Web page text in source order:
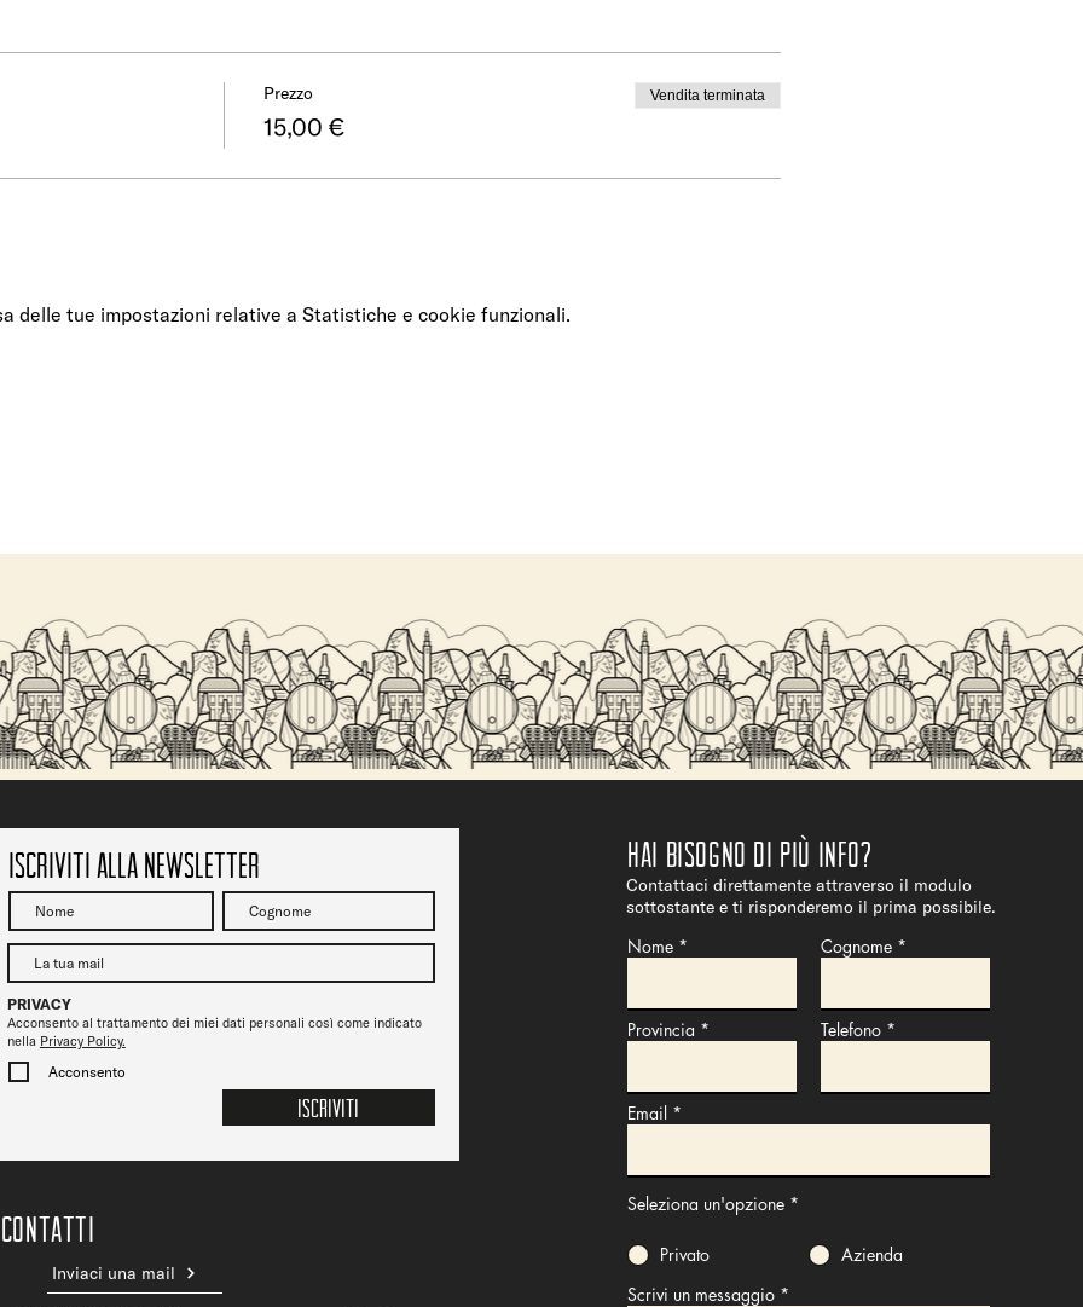
Prezzo
15,00 €
Vendita terminata
delle tue impostazioni relative a Statistiche e cookie funzionali.
Iscriviti alla newsletter
PRIVACY
Acconsento al trattamento dei miei dati personali così come indicato
nella Privacy Policy.
Acconsento
Iscriviti
CONTATTi
Inviaci una mail
Hai bisogno di più info?
Contattaci direttamente attraverso il modulo
sottostante e ti risponderemo il prima possibile.
Nome
Provincia
Cognome
Telefono
Email
Seleziona un'opzione *
Privato
Azienda
Scrivi un messaggio